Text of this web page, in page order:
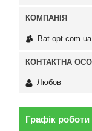
Bat-opt.com.ua
Любов
Графік роботи